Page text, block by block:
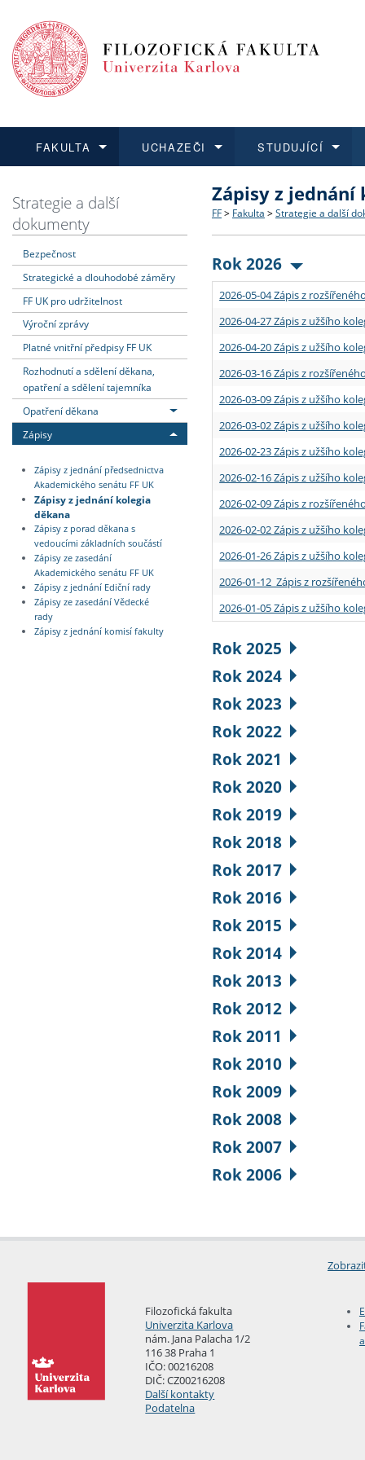
FAKULTA
Dozvědět se více
Struktura a historie
Strategie a další
Podpora a benefity pro
Absolventi fakulty
UCHAZEČI
Podat přihlášku
Co studovat a jak se
Učitelské studijní
Informace k průběhu
STUDUJÍCÍ
Dozvědět se více
Bakalářské a magisterské
Doktorské studium
Rigorózní řízení
Dozvědět se více
O vědě a výzkumu na FF
Akademické kvalifikace
Granty a projekty
Dozvědět se více
Aktuální nabídky a
Vyjíždějící studenti
Přijíždějící studenti
Vyjíždějící zaměstnanci
Strategie a další
dokumenty
Bezpečnost
Strategické a dlouhodobé záměry
FF UK pro udržitelnost
Výroční zprávy
Platné vnitřní předpisy FF UK
Rozhodnutí a sdělení děkana,
opatření a sdělení tajemníka
Opatření děkana
Zápisy
Zápisy z jednání předsednictva
Akademického senátu FF UK
Zápisy z jednání kolegia
děkana
Zápisy z porad děkana s
vedoucími základních součástí
Zápisy ze zasedání
Akademického senátu FF UK
Zápisy z jednání Ediční rady
Zápisy ze zasedání Vědecké
rady
Zápisy z jednání komisí fakulty
Zápisy z jednání
FF > Fakulta > Strategie a další
Rok 2026
2026-05-04 Zápis z
2026-04-27 Zápis z užšího
2026-04-20 Zápis z užšího
2026-03-16 Zápis z
2026-03-09 Zápis z užšího
2026-03-02 Zápis z užšího
2026-02-23 Zápis z užšího
2026-02-16 Zápis z užšího
2026-02-09 Zápis z
2026-02-02 Zápis z užšího
2026-01-26 Zápis z užšího
2026-01-12 Zápis z
2026-01-05 Zápis z užšího
Rok 2025
Rok 2024
Rok 2023
Rok 2022
Rok 2021
Rok 2020
Rok 2019
Rok 2018
Rok 2017
Rok 2016
Rok 2015
Rok 2014
Rok 2013
Rok 2012
Rok 2011
Rok 2010
Rok 2009
Rok 2008
Rok 2007
Rok 2006
Filozofická fakulta
Univerzita Karlova
nám. Jana Palacha 1/2
116 38 Praha 1
IČO: 00216208
DIČ: CZ00216208
Další kontakty
Podatelna